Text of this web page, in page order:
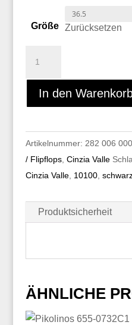
Größe Zurücksetzen
In den
Artikelnummer: 282 006
/ Flipflops, Cinzia Valle
Cinzia Valle, 10100,
Produktsicherheit
ÄHNLICHE